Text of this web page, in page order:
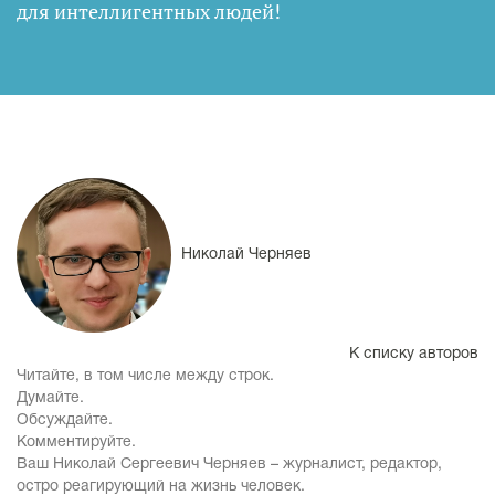
для интеллигентных людей!
Николай Черняев
К списку авторов
Читайте, в том числе между строк.
Думайте.
Обсуждайте.
Комментируйте.
Ваш Николай Сергеевич Черняев – журналист, редактор,
остро реагирующий на жизнь человек.